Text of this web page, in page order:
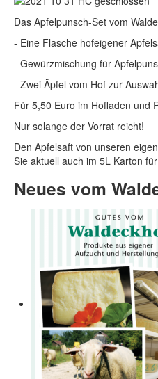
Das Apfelpunsch-Set vom
- Eine Flasche hofeigener
- Gewürzmischung für
- Zwei Äpfel vom Hof zur
Für 5,50 Euro im Hofladen und
Nur solange der Vorrat reicht!
Den Apfelsaft von unseren
Sie aktuell auch im 5L Karton
Neues vom